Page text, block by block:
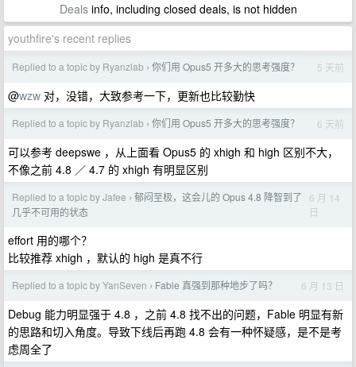
Dealsinfo, including closed deals, is not hidden
youthfire's recent replies
Replied to a topic by Ryanzlab › 你们用 Opus5 开多大的思考强度？ 5 天前
@wzw 对，没错，大致参考一下，更新也比较勤快
Replied to a topic by Ryanzlab › 你们用 Opus5 开多大的思考强度？ 6 天前
可以参考 deepswe ，从上面看 Opus5 的 xhigh 和 high 区别不大，
不像之前 4.8 ／ 4.7 的 xhigh 有明显区别
Replied to a topic by Jafee › 郁闷至极，这会儿的 Opus 4.8 降智到了
几乎不可用的状态
6 月 14
日
effort 用的哪个？
比较推荐 xhigh ，默认的 high 是真不行
Replied to a topic by YanSeven › Fable 真强到那种地步了吗？ 6 月 13 日
Debug 能力明显强于 4.8 ，之前 4.8 找不出的问题，Fable 明显有新
的思路和切入角度。导致下线后再跑 4.8 会有一种怀疑感，是不是考
虑周全了